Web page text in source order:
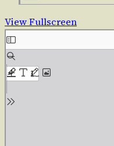
View Fullscreen